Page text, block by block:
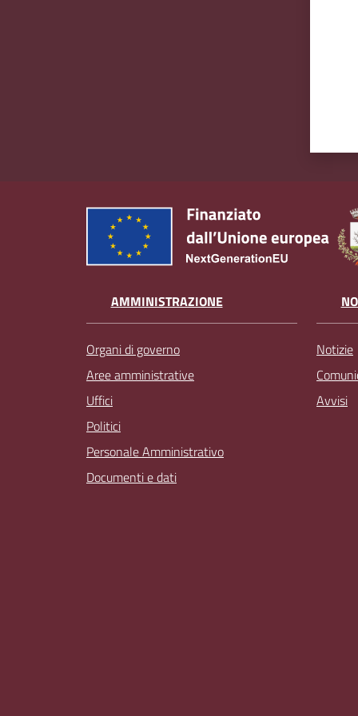
AMMINISTRAZIONE
Organi di governo
Aree amministrative
Uffici
Politici
Personale Amministrativo
Documenti e dati
Notizie
Avvisi